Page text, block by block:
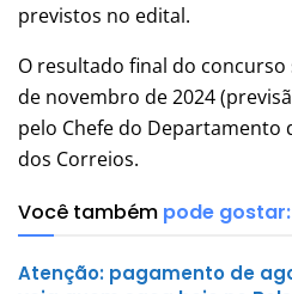
previstos no edital.
O resultado final do
de novembro de 2024
pelo Chefe do Departamento
dos Correios.
Você também pode gostar:
Atenção: pagamento de